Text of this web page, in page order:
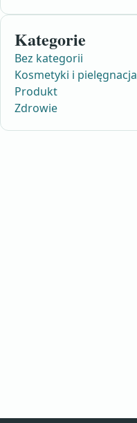
Kategorie
Bez kategorii
Kosmetyki i pielęgnacja
Produkt
Zdrowie